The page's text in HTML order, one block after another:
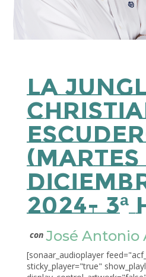
La
(Martes
2024- 3ª
con José Antonio
[sonaar_audioplayer
sticky_player="true"